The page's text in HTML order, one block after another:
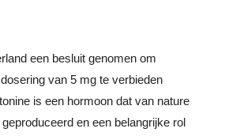
een besluit genomen om
van 5 mg te verbieden
is een hormoon dat van nature
en een belangrijke rol